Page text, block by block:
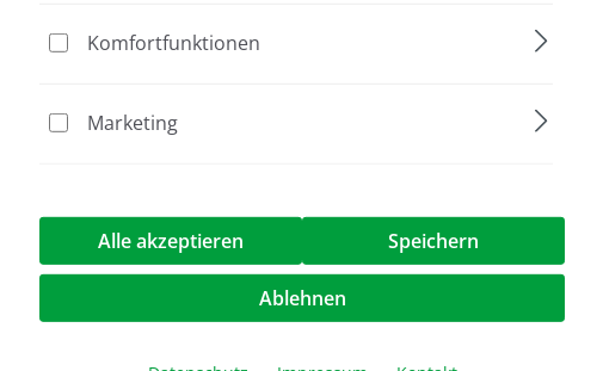
Komfortfunktionen
Marketing
Alle akzeptieren Speichern
Ablehnen